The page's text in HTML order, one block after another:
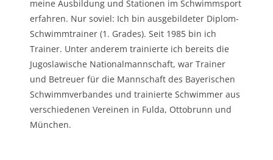
meine Ausbildung und Stationen im Schwimmsport
erfahren. Nur soviel: Ich bin ausgebildeter Diplom-
Schwimmtrainer (1. Grades). Seit 1985 bin ich
Trainer. Unter anderem trainierte ich bereits die
Jugoslawische Nationalmannschaft, war Trainer
und Betreuer für die Mannschaft des Bayerischen
Schwimmverbandes und trainierte Schwimmer aus
verschiedenen Vereinen in Fulda, Ottobrunn und
München.